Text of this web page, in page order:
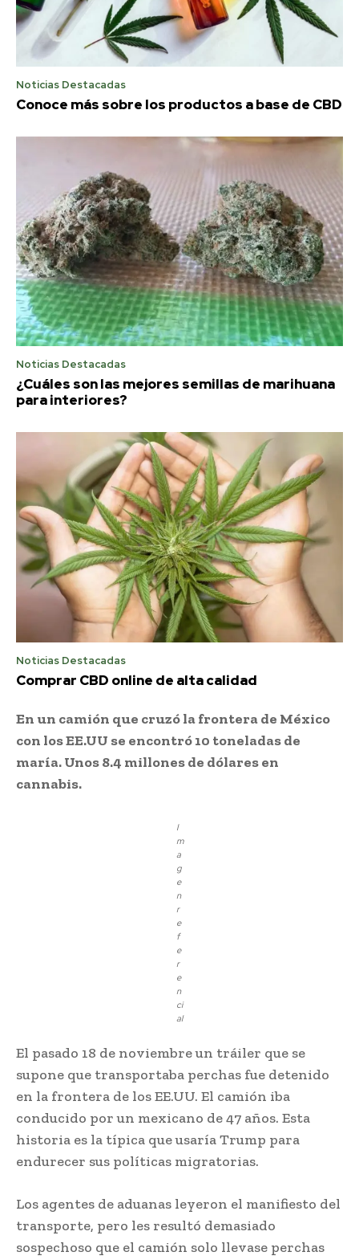
Noticias Destacadas
Conoce más sobre los productos a base de CBD
Noticias Destacadas
¿Cuáles son las mejores semillas de marihuana
para interiores?
Noticias Destacadas
Comprar CBD online de alta calidad
En un camión que cruzó la frontera de México
con los EE.UU se encontró 10 toneladas de
maría. Unos 8.4 millones de dólares en
cannabis.
I
m
a
g
e
n
r
e
f
e
r
e
n
ci
al
El pasado 18 de noviembre un tráiler que se
supone que transportaba perchas fue detenido
en la frontera de los EE.UU. El camión iba
conducido por un mexicano de 47 años. Esta
historia es la típica que usaría Trump para
endurecer sus políticas migratorias.
Los agentes de aduanas leyeron el manifiesto del
transporte, pero les resultó demasiado
sospechoso que el camión solo llevase perchas